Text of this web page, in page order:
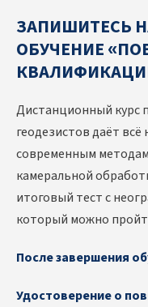
ЗАПИШИТЕСЬ
ОБУЧЕНИЕ
Дистанционный курс
геодезистов даёт
современным
камеральной
итоговый тест с
который можно
После завершения
Удостоверение о